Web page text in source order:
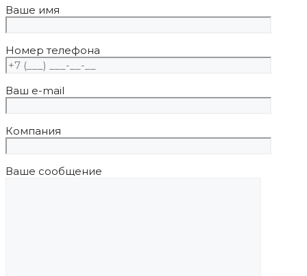
Ваше имя
Номер телефона
Ваш e-mail
Компания
Ваше сообщение